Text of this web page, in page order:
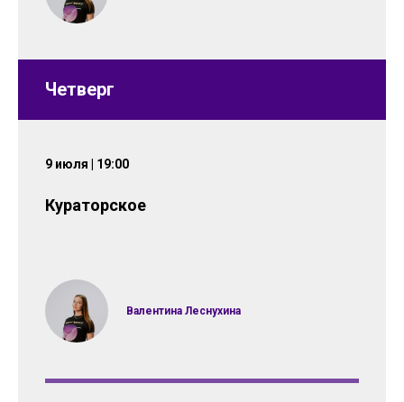
Четверг
9 июля | 19:00
Кураторское
Валентина Леснухина